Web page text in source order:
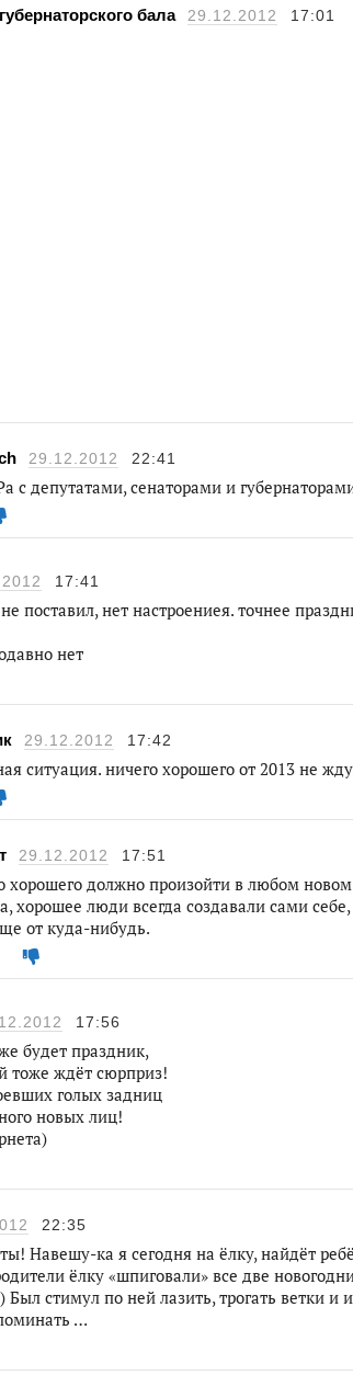
бала 29.12.2012 17:01
29.12.2012 22:41
с депутатами, сенаторами и
17:41
поставил, нет настроениея. точнее
нет
29.12.2012 17:42
ситуация. ничего хорошего от 2013 не
29.12.2012 17:51
хорошего должно произойти в любом
хорошее люди всегда создавали сами
от куда-нибудь.
17:56
будет праздник,
тоже ждёт сюрприз!
голых задниц
новых лиц!
22:35
Навешу-ка я сегодня на ёлку, найдёт
ёлку «шпиговали» все две
стимул по ней лазить, трогать ветки и
…